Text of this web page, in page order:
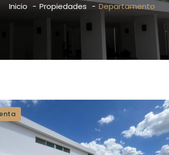
Inicio Propiedades Departamento